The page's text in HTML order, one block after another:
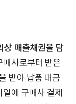
상 매출채권을 담
사로부터 받은
받아 납품 대금
에 구매사 결제